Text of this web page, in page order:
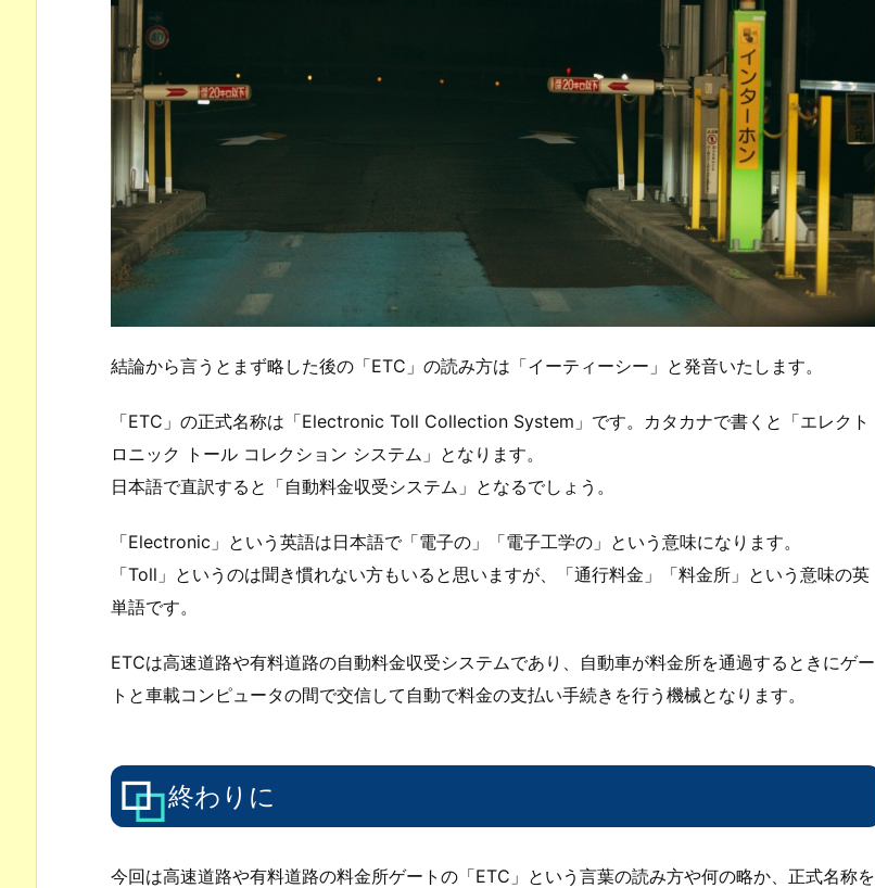
結論から言うとまず略した後の「ETC」の読み方は「イーティーシー」と発音いたします。
「ETC」の正式名称は「Electronic Toll Collection System」です。カタカナで書くと「エレクト
ロニック トール コレクション システム」となります。
日本語で直訳すると「自動料金収受システム」となるでしょう。
「Electronic」という英語は日本語で「電子の」「電子工学の」という意味になります。
「Toll」というのは聞き慣れない方もいると思いますが、「通行料金」「料金所」という意味の英
単語です。
ETCは高速道路や有料道路の自動料金収受システムであり、自動車が料金所を通過するときにゲー
トと車載コンピュータの間で交信して自動で料金の支払い手続きを行う機械となります。
終わりに
今回は高速道路や有料道路の料金所ゲートの「ETC」という言葉の読み方や何の略か、正式名称を